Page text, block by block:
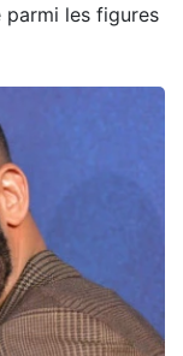
les figures